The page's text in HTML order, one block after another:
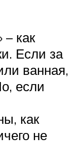
– как
Если за
ванная,
если
как
не